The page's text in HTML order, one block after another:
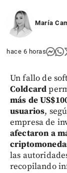
María
hace 6 horas
Un fallo de
Coldcard
más de
usuarios,
empresa de
afectaron a
las
recopilando